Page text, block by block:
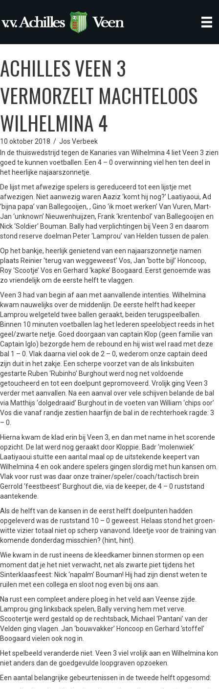
ACHILLES VEEN 3
VERMORZELT MACHTELOOS
WILHELMINA 4
10 oktober 2018 / Jos Verbeek
In de thuiswedstrijd tegen de Kanaries van Wilhelmina 4 liet Veen 3 zien
goed te kunnen voetballen. Een 4 – 0 overwinning viel hen ten deel in
het heerlijke najaarszonnetje.
De lijst met afwezige spelers is gereduceerd tot een lijstje met
afwezigen. Niet aanwezig waren Aaziz ‘komt hij nog?’ Laatiyaoui, Ad
‘bijna papa’ van Ballegooijen, , Gino ‘ik moet werken’ Van Vuren, Mart-
Jan ‘unknown’ Nieuwenhuijzen, Frank ‘krentenbol’ van Ballegooijen en
Nick ‘Soldier’ Bouman. Bally had verplichtingen bij Veen 3 en daarom
stond reserve doelman Peter ‘Lamprou’ van Helden tussen de palen.
Op het bankje, heerlijk genietend van een najaarszonnetje namen
plaats Reinier ‘terug van weggeweest’ Vos, Jan ‘botte bijl’ Honcoop,
Roy ‘Scootje’ Vos en Gerhard ‘kapke’ Boogaard. Eerst genoemde was
zo vriendelijk om de eerste helft te vlaggen.
Veen 3 had van begin af aan met aanvallende intenties. Wilhelmina
kwam nauwelijks over de middenlijn. De eerste helft had keeper
Lamprou welgeteld twee ballen geraakt, beiden terugspeelballen.
Binnen 10 minuten voetballen lag het lederen speelobject reeds in het
geel/zwarte netje. Goed doorgaan van captain Klop (geen familie van
Captain Iglo) bezorgde hem de rebound en hij wist wel raad met deze
bal 1 – 0. Vlak daarna viel ook de 2 – 0, wederom onze captain deed
zijn duit in het zakje. Een scherpe voorzet van de als linksbuiten
gestarte Ruben ‘Rubinho’ Burghout werd nog net voldoende
getoucheerd en tot een doelpunt gepromoveerd. Vrolijk ging Veen 3
verder met aanvallen. Na een aanval over vele schijven belande de bal
via Matthijs ‘dolgedraaid’ Burghout in de voeten van William ‘chips oor’
Vos die vanaf randje zestien haarfijn de bal in de rechterhoek ragde: 3
– 0.
Hierna kwam de klad erin bij Veen 3, en dan met name in het scorende
opzicht. De lat werd nog geraakt door Kloppie. Badr ‘molenwiek’
Laatiyaoui stuitte een aantal maal op de uitstekende keepert van
Wilhelmina 4 en ook andere spelers gingen slordig met hun kansen om.
Vlak voor rust was daar onze trainer/speler/coach/tactisch brein
Gerrold ‘feestbeest’ Burghout die, via de keeper, de 4 – 0 ruststand
aantekende.
Als de helft van de kansen in de eerst helft doelpunten hadden
opgeleverd was de ruststand 10 – 0 geweest. Helaas stond het groen-
witte vizier totaal niet op scherp vanavond. Ideetje voor de training van
komende donderdag misschien? (hint, hint).
Wie kwam in de rust ineens de kleedkamer binnen stormen op een
moment dat je het niet verwacht, net als zwarte piet tijdens het
Sinterklaasfeest: Nick ‘napalm’ Bouman! Hij had zijn dienst weten te
ruilen met een collega en sloot nog even bij ons aan.
Na rust een compleet andere ploeg in het veld aan Veense zijde.
Lamprou ging linksback spelen, Bally verving hem met verve.
Scootertje werd gestald op de rechtsback, Michael ‘Pantani’ van der
Velden ging vlagen. Jan ‘bouwvakker’ Honcoop en Gerhard ‘stoffel’
Boogaard vielen ook nog in.
Het spelbeeld veranderde niet. Veen 3 viel vrolijk aan en Wilhelmina kon
niet anders dan de goedgevulde loopgraven opzoeken.
Een aantal belangrijke gebeurtenissen in de tweede helft opgesomd: